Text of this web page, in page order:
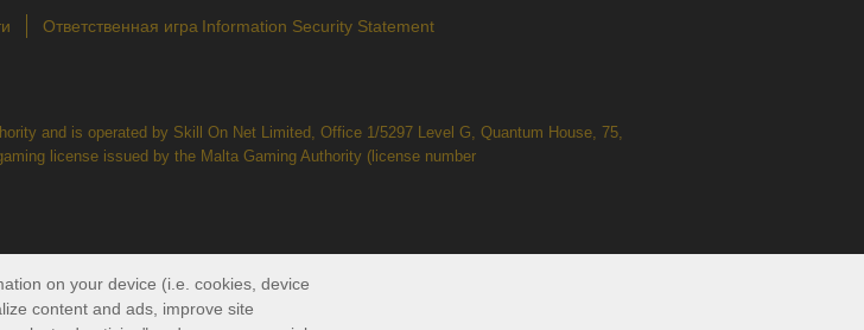
Ответственная игра Information Security Statement
and is operated by Skill On Net Limited, Office 1/5297 Level G, Quantum House, 75,
license issued by the Malta Gaming Authority (license number
on the logout page are for illustrative purposes only. Some of the games shown may not
account.